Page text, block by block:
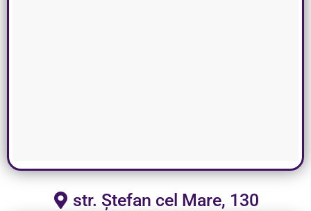
str. Ștefan cel Mare, 130